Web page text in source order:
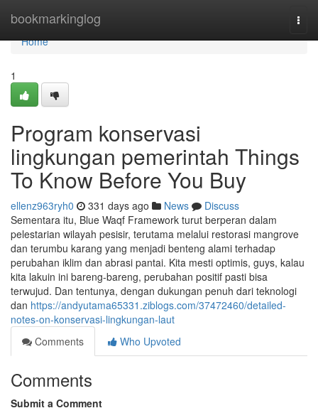
bookmarkinglog
Home
Home
1
Program konservasi
lingkungan pemerintah Things
To Know Before You Buy
ellenz963ryh0 331 days ago News
Discuss
Sementara itu, Blue Waqf Framework turut berperan dalam
pelestarian wilayah pesisir, terutama melalui restorasi mangrove
dan terumbu karang yang menjadi benteng alami terhadap
perubahan iklim dan abrasi pantai. Kita mesti optimis, guys, kalau
kita lakuin ini bareng-bareng, perubahan positif pasti bisa
terwujud. Dan tentunya, dengan dukungan penuh dari teknologi
dan https://andyutama65331.ziblogs.com/37472460/detailed-
notes-on-konservasi-lingkungan-laut
Comments
Who Upvoted
Comments
Submit a Comment